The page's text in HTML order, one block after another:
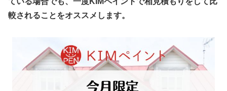
較されることをオススメします。